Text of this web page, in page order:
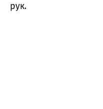
рук.